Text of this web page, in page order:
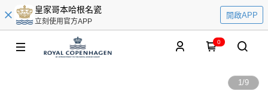
皇家哥本哈根名瓷
立刻使用官方APP
開啟APP
0
1/9